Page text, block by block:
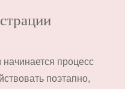
процесс
поэтапно,